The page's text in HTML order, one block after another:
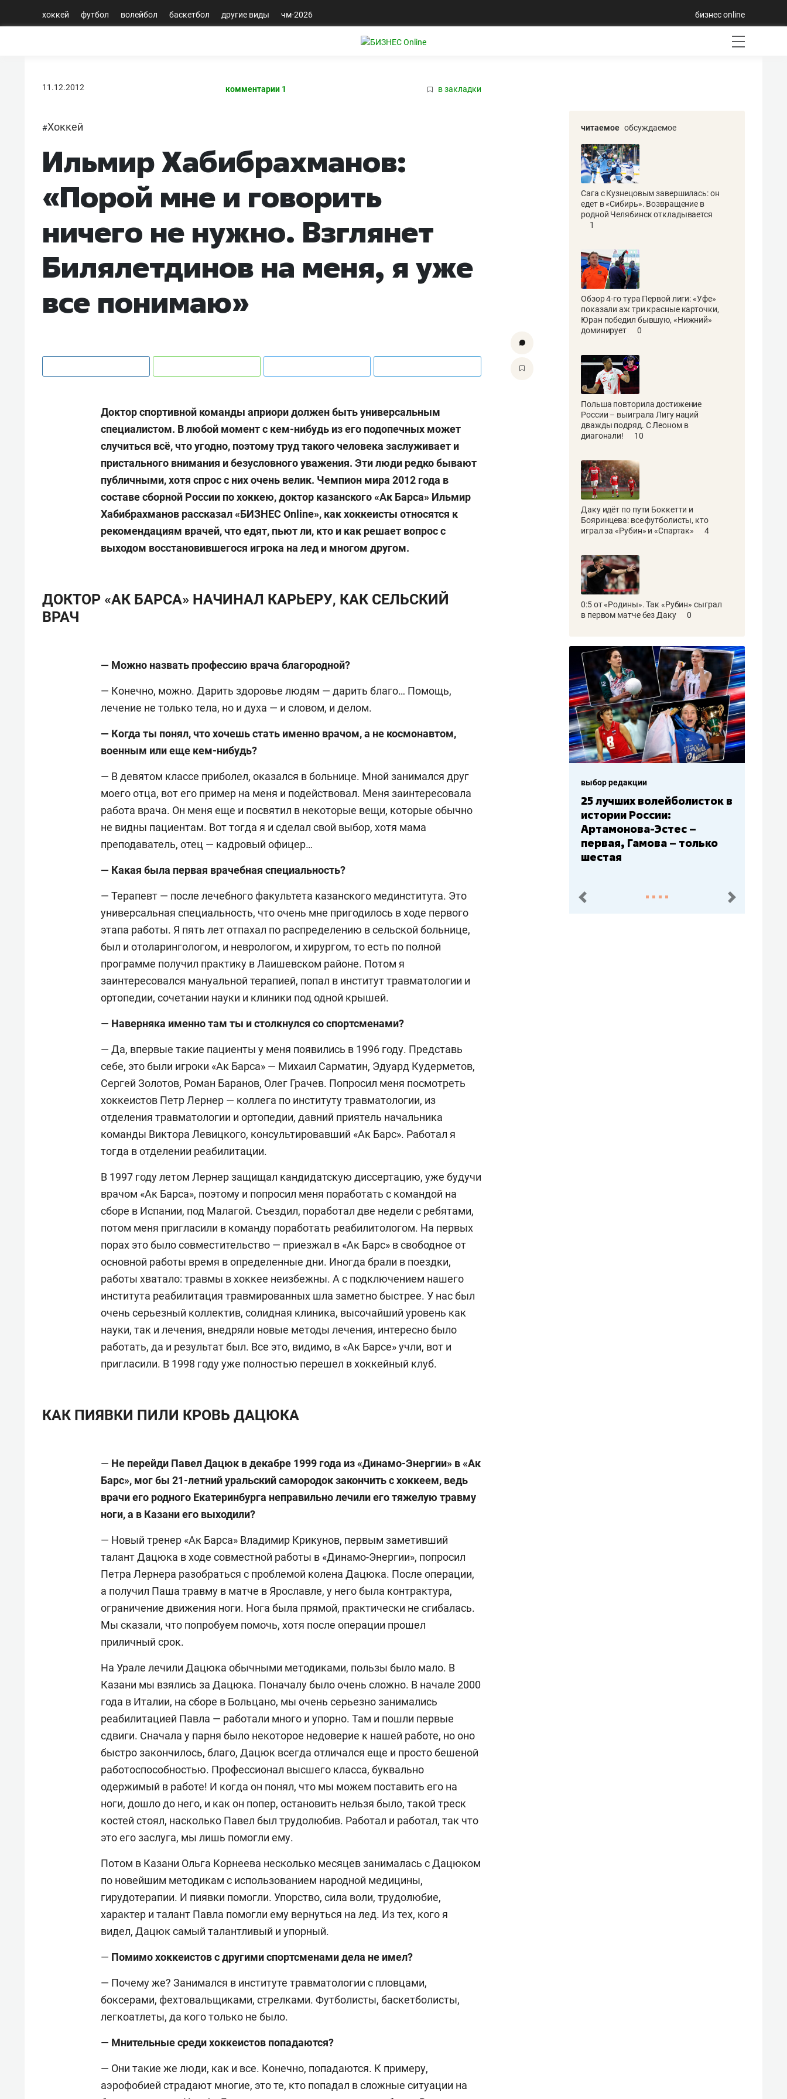
хоккей футбол волейбол баскетбол другие виды чм-2026 бизнес online
11.12.2012 комментарии 1 в закладки
#Хоккей
Ильмир Хабибрахманов:
«Порой мне и говорить
ничего не нужно. Взглянет
Билялетдинов на меня, я уже
все понимаю»
Доктор спортивной команды априори должен быть универсальным
специалистом. В любой момент с кем-нибудь из его подопечных может
случиться всё, что угодно, поэтому труд такого человека заслуживает и
пристального внимания и безусловного уважения. Эти люди редко бывают
публичными, хотя спрос с них очень велик. Чемпион мира 2012 года в
составе сборной России по хоккею, доктор казанского «Ак Барса» Ильмир
Хабибрахманов рассказал «БИЗНЕС Online», как хоккеисты относятся к
рекомендациям врачей, что едят, пьют ли, кто и как решает вопрос с
выходом восстановившегося игрока на лед и многом другом.
ДОКТОР «АК БАРСА» НАЧИНАЛ КАРЬЕРУ, КАК СЕЛЬСКИЙ
ВРАЧ
— Можно назвать профессию врача благородной?
— Конечно, можно. Дарить здоровье людям — дарить благо… Помощь,
лечение не только тела, но и духа — и словом, и делом.
— Когда ты понял, что хочешь стать именно врачом, а не космонавтом,
военным или еще кем-нибудь?
— В девятом классе приболел, оказался в больнице. Мной занимался друг
моего отца, вот его пример на меня и подействовал. Меня заинтересовала
работа врача. Он меня еще и посвятил в некоторые вещи, которые обычно
не видны пациентам. Вот тогда я и сделал свой выбор, хотя мама
преподаватель, отец — кадровый офицер…
— Какая была первая врачебная специальность?
— Терапевт — после лечебного факультета казанского мединститута. Это
универсальная специальность, что очень мне пригодилось в ходе первого
этапа работы. Я пять лет отпахал по распределению в сельской больнице,
был и отоларингологом, и неврологом, и хирургом, то есть по полной
программе получил практику в Лаишевском районе. Потом я
заинтересовался мануальной терапией, попал в институт травматологии и
ортопедии, сочетании науки и клиники под одной крышей.
— Наверняка именно там ты и столкнулся со спортсменами?
— Да, впервые такие пациенты у меня появились в 1996 году. Представь
себе, это были игроки «Ак Барса» — Михаил Сарматин, Эдуард Кудерметов,
Сергей Золотов, Роман Баранов, Олег Грачев. Попросил меня посмотреть
хоккеистов Петр Лернер — коллега по институту травматологии, из
отделения травматологии и ортопедии, давний приятель начальника
команды Виктора Левицкого, консультировавший «Ак Барс». Работал я
тогда в отделении реабилитации.
В 1997 году летом Лернер защищал кандидатскую диссертацию, уже будучи
врачом «Ак Барса», поэтому и попросил меня поработать с командой на
сборе в Испании, под Малагой. Съездил, поработал две недели с ребятами,
потом меня пригласили в команду поработать реабилитологом. На первых
порах это было совместительство — приезжал в «Ак Барс» в свободное от
основной работы время в определенные дни. Иногда брали в поездки,
работы хватало: травмы в хоккее неизбежны. А с подключением нашего
института реабилитация травмированных шла заметно быстрее. У нас был
очень серьезный коллектив, солидная клиника, высочайший уровень как
науки, так и лечения, внедряли новые методы лечения, интересно было
работать, да и результат был. Все это, видимо, в «Ак Барсе» учли, вот и
пригласили. В 1998 году уже полностью перешел в хоккейный клуб.
КАК ПИЯВКИ ПИЛИ КРОВЬ ДАЦЮКА
— Не перейди Павел Дацюк в декабре 1999 года из «Динамо-Энергии» в «Ак
Барс», мог бы 21-летний уральский самородок закончить с хоккеем, ведь
врачи его родного Екатеринбурга неправильно лечили его тяжелую травму
ноги, а в Казани его выходили?
— Новый тренер «Ак Барса» Владимир Крикунов, первым заметивший
талант Дацюка в ходе совместной работы в «Динамо-Энергии», попросил
Петра Лернера разобраться с проблемой колена Дацюка. После операции,
а получил Паша травму в матче в Ярославле, у него была контрактура,
ограничение движения ноги. Нога была прямой, практически не сгибалась.
Мы сказали, что попробуем помочь, хотя после операции прошел
приличный срок.
На Урале лечили Дацюка обычными методиками, пользы было мало. В
Казани мы взялись за Дацюка. Поначалу было очень сложно. В начале 2000
года в Италии, на сборе в Больцано, мы очень серьезно занимались
реабилитацией Павла — работали много и упорно. Там и пошли первые
сдвиги. Сначала у парня было некоторое недоверие к нашей работе, но оно
быстро закончилось, благо, Дацюк всегда отличался еще и просто бешеной
работоспособностью. Профессионал высшего класса, буквально
одержимый в работе! И когда он понял, что мы можем поставить его на
ноги, дошло до него, и как он попер, остановить нельзя было, такой треск
костей стоял, насколько Павел был трудолюбив. Работал и работал, так что
это его заслуга, мы лишь помогли ему.
Потом в Казани Ольга Корнеева несколько месяцев занималась с Дацюком
по новейшим методикам с использованием народной медицины,
гирудотерапии. И пиявки помогли. Упорство, сила воли, трудолюбие,
характер и талант Павла помогли ему вернуться на лед. Из тех, кого я
видел, Дацюк самый талантливый и упорный.
— Помимо хоккеистов с другими спортсменами дела не имел?
— Почему же? Занимался в институте травматологии с пловцами,
боксерами, фехтовальщиками, стрелками. Футболисты, баскетболисты,
легкоатлеты, да кого только не было.
— Мнительные среди хоккеистов попадаются?
— Они такие же люди, как и все. Конечно, попадаются. К примеру,
аэрофобией страдают многие, это те, кто попадал в сложные ситуации на
читаемое обсуждаемое
Сага с Кузнецовым завершилась: он
едет в «Сибирь». Возвращение в
родной Челябинск откладывается
1
Обзор 4-го тура Первой лиги: «Уфе»
показали аж три красные карточки,
Юран победил бывшую, «Нижний»
доминирует
0
Польша повторила достижение
России – выиграла Лигу наций
дважды подряд. С Леоном в
диагонали!
10
Даку идёт по пути Боккетти и
Бояринцева: все футболисты, кто
играл за «Рубин» и «Спартак»
4
0:5 от «Родины». Так «Рубин» сыграл
в первом матче без Даку
0
25 лучших волейболисток в
Артамонова-Эстес –
первая, Гамова – только
Бюджеты клубов КХЛ:
– главный мажор, «Ак
Барс» – второй,
Юлаев» – середняк
пред. след.